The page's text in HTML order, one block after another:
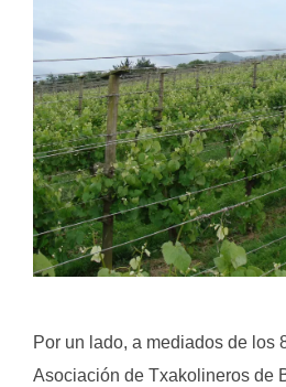
Por un lado, a mediados de los
Asociación de Txakolineros de